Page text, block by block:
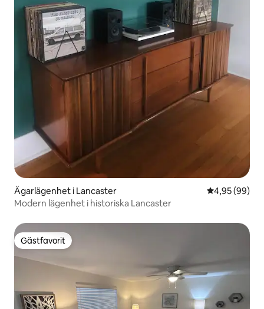
Ägarlägenhet i Lancaster 4,95 av 5 i
4,95 (99)
Modern lägenhet i historiska Lancaster
Gästfavorit
Gästfavorit